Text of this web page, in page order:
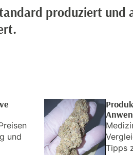
produziert und
und
Tipps